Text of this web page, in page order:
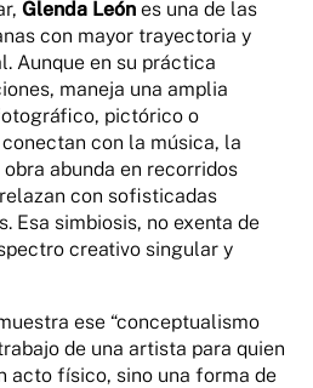
Glenda León es una de las
con mayor trayectoria y
Aunque en su práctica
maneja una amplia
pictórico o
con la música, la
abunda en recorridos
con sofisticadas
Esa simbiosis, no exenta de
creativo singular y
ese “conceptualismo
de una artista para quien
acto físico, sino una forma de